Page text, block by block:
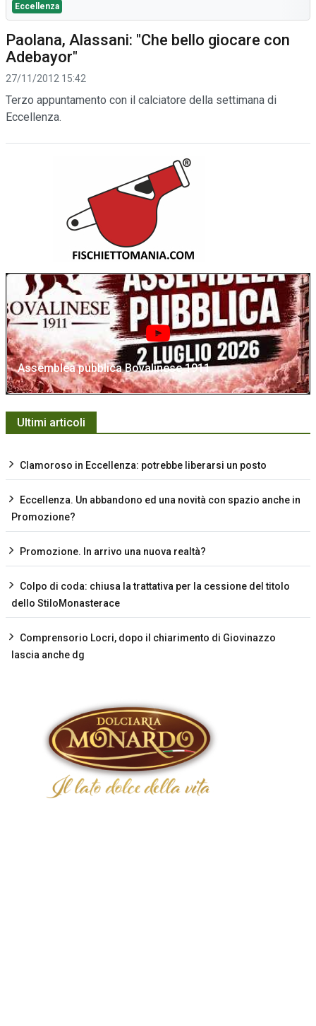
Eccellenza
Paolana, Alassani: "Che bello giocare con
Adebayor"
27/11/2012 15:42
Terzo appuntamento con il calciatore della settimana di
Eccellenza.
Assemblea pubblica Bovalinese 1911
Ultimi articoli
Clamoroso in Eccellenza: potrebbe liberarsi un posto
Eccellenza. Un abbandono ed una novità con spazio anche in
Promozione?
Promozione. In arrivo una nuova realtà?
Colpo di coda: chiusa la trattativa per la cessione del titolo
dello StiloMonasterace
Comprensorio Locri, dopo il chiarimento di Giovinazzo
lascia anche dg